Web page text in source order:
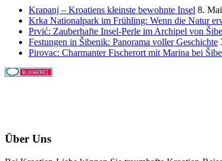
Krapanj – Kroatiens kleinste bewohnte Insel 8.
Krka Nationalpark im Frühling: Wenn die Natur
Prvić: Zauberhafte Insel-Perle im Archipel von
Festungen in Šibenik: Panorama voller Geschichte
Pirovac: Charmanter Fischerort mit Marina bei
Über Uns